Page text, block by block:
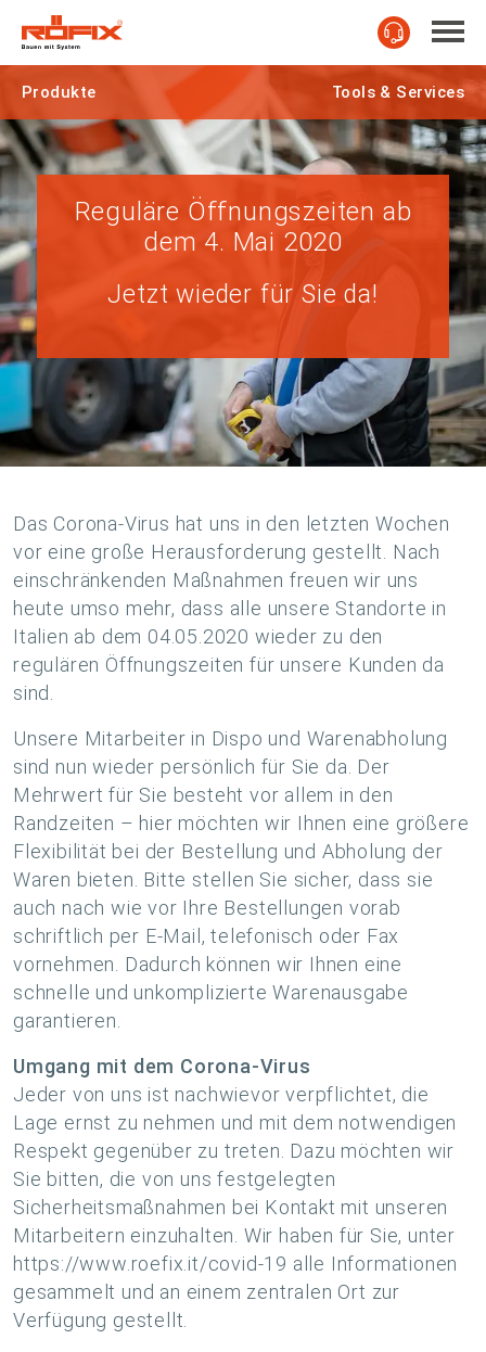
Produkte Tools & Services
Reguläre Öffnungszeiten ab
dem 4. Mai 2020
Jetzt wieder für Sie da!
Das Corona-Virus hat uns in den letzten Wochen
vor eine große Herausforderung gestellt. Nach
einschränkenden Maßnahmen freuen wir uns
heute umso mehr, dass alle unsere Standorte in
Italien ab dem 04.05.2020 wieder zu den
regulären Öffnungszeiten für unsere Kunden da
sind.
Unsere Mitarbeiter in Dispo und Warenabholung
sind nun wieder persönlich für Sie da. Der
Mehrwert für Sie besteht vor allem in den
Randzeiten – hier möchten wir Ihnen eine größere
Flexibilität bei der Bestellung und Abholung der
Waren bieten. Bitte stellen Sie sicher, dass sie
auch nach wie vor Ihre Bestellungen vorab
schriftlich per E-Mail, telefonisch oder Fax
vornehmen. Dadurch können wir Ihnen eine
schnelle und unkomplizierte Warenausgabe
garantieren.
Umgang mit dem Corona-Virus
Jeder von uns ist nachwievor verpflichtet, die
Lage ernst zu nehmen und mit dem notwendigen
Respekt gegenüber zu treten. Dazu möchten wir
Sie bitten, die von uns festgelegten
Sicherheitsmaßnahmen bei Kontakt mit unseren
Mitarbeitern einzuhalten. Wir haben für Sie, unter
https://www.roefix.it/covid-19 alle Informationen
gesammelt und an einem zentralen Ort zur
Verfügung gestellt.